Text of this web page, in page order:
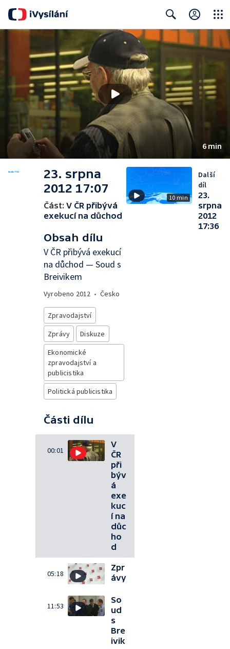
Search
6 min
23. srpna
2012 17:07
Část: V ČR přibývá
exekucí na důchod
Obsah dílu
V ČR přibývá exekucí
na důchod — Soud s
Breivikem
Vyrobeno 2012 • Česko
Zpravodajství
Zprávy
Diskuze
Ekonomické
zpravodajství a
publicistika
Politická publicistika
Části dílu
00:01
V
ČR
při
býv
á
exe
kuc
í na
důc
ho
d
05:18
Zpr
ávy
11:53
So
ud
s
Bre
ivik
10 min
Další
díl
23.
srpna
2012
17:36